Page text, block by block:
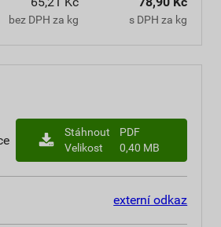
bez DPH za kg s DPH za kg
Stáhnout
PDF
Velikost
0,40 MB
externí odkaz